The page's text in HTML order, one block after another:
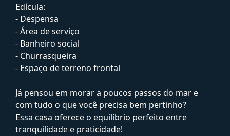
Edícula:
- Despensa
- Área de serviço
- Banheiro social
- Churrasqueira
- Espaço de terreno frontal
Já pensou em morar a poucos passos do mar e
com tudo o que você precisa bem pertinho?
Essa casa oferece o equilíbrio perfeito entre
tranquilidade e praticidade!